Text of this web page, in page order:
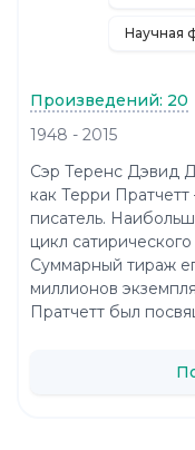
Научная
Произведений: 20
1948 - 2015
Сэр Теренс Дэвид
как Терри
писатель.
цикл
Суммарный тираж
миллионов
Пратчетт был